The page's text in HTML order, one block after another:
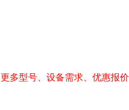
更多型号、设备需求、优惠报价